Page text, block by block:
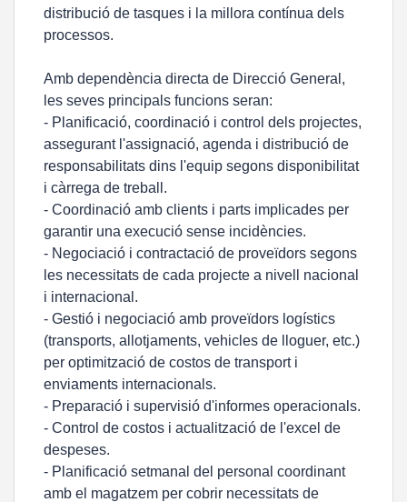
distribució de tasques i la millora contínua dels
processos.
Amb dependència directa de Direcció General,
les seves principals funcions seran:
- Planificació, coordinació i control dels projectes,
assegurant l'assignació, agenda i distribució de
responsabilitats dins l'equip segons disponibilitat
i càrrega de treball.
- Coordinació amb clients i parts implicades per
garantir una execució sense incidències.
- Negociació i contractació de proveïdors segons
les necessitats de cada projecte a nivell nacional
i internacional.
- Gestió i negociació amb proveïdors logístics
(transports, allotjaments, vehicles de lloguer, etc.)
per optimització de costos de transport i
enviaments internacionals.
- Preparació i supervisió d'informes operacionals.
- Control de costos i actualització de l'excel de
despeses.
- Planificació setmanal del personal coordinant
amb el magatzem per cobrir necessitats de